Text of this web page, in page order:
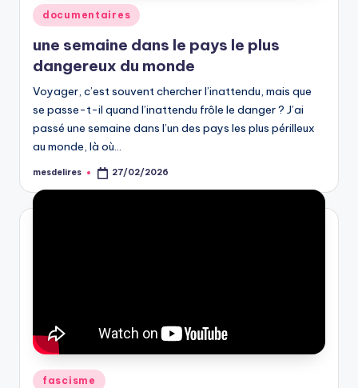
Posted
in
documentaires
une semaine dans le pays le plus
dangereux du monde
Voyager, c’est souvent chercher l’inattendu, mais que
se passe-t-il quand l’inattendu frôle le danger ? J’ai
passé une semaine dans l’un des pays les plus périlleux
au monde, là où…
Posted
mesdelires 27/02/2026
Posted
fascisme